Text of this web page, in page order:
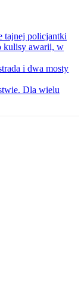
tajnej policjantki
kulisy awarii, w
i dwa mosty
Dla wielu